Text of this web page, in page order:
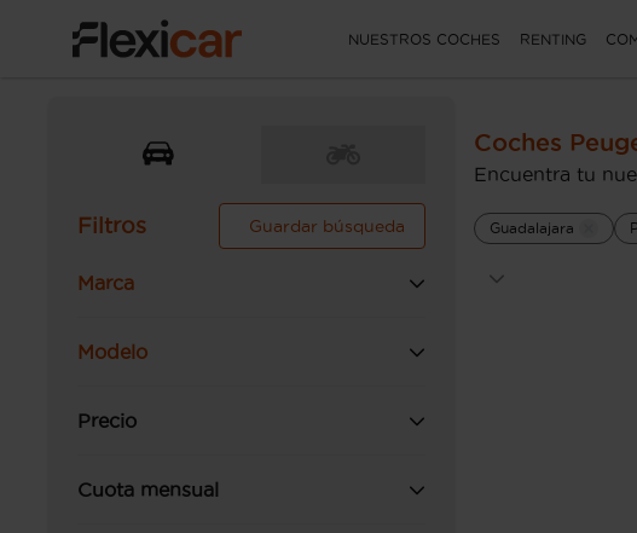
NUESTROS COCHES RENTING
Filtros Guardar búsqueda
Marca
Modelo
Precio
Cuota mensual
Coches
Encuentra tu
Guadalajara